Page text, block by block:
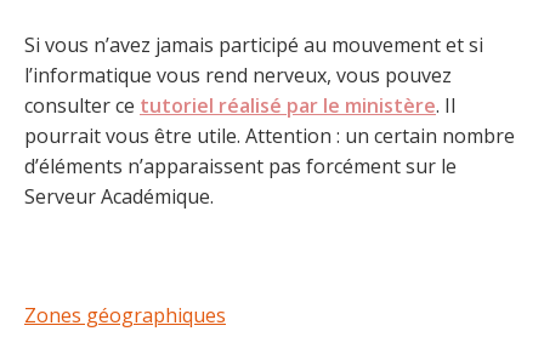
Si vous n’avez jamais participé au mouvement et si
l’informatique vous rend nerveux, vous pouvez
consulter ce tutoriel réalisé par le ministère. Il
pourrait vous être utile. Attention : un certain nombre
d’éléments n’apparaissent pas forcément sur le
Serveur Académique.
Zones géographiques